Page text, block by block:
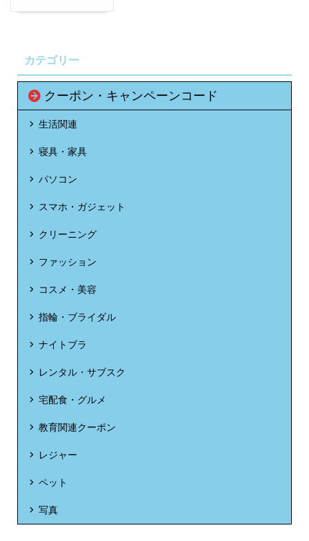
カット済 ボイルずわい蟹＆ボイルたらば蟹
ク)、 やまやの博多もつ鍋 2個セット、 合
鴨鍋 2個セット、 のどぐろ炙り刺し・しゃ
ぶしゃぶ 2個セット
カット済 ボイルたらば蟹 1.6kg(800g×2パ
カット済 ボイルずわい蟹＆ボイルたらば蟹
食べ比べセット 3.2kg(800g×4パック)、
食べ比べセット 4.8kg (800g×6パック)、
カット済 ボイルたらば蟹 2.4kg(800g×3パ
カテゴリー
クーポン・キャンペーンコード
生活関連
寝具・家具
パソコン
スマホ・ガジェット
クリーニング
ファッション
コスメ・美容
指輪・ブライダル
ナイトブラ
レンタル・サブスク
宅配食・グルメ
教育関連クーポン
レジャー
ペット
写真